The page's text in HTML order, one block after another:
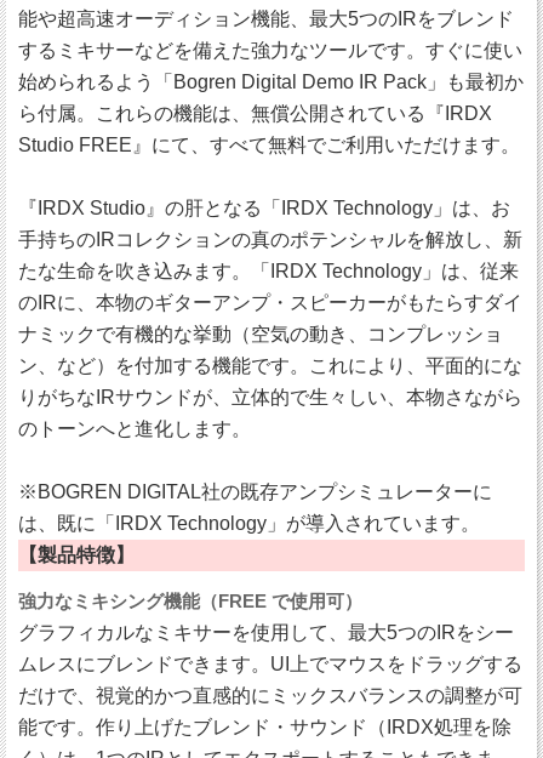
能や超高速オーディション機能、最大5つのIRをブレンド
するミキサーなどを備えた強力なツールです。すぐに使い
始められるよう「Bogren Digital Demo IR Pack」も最初か
ら付属。これらの機能は、無償公開されている『IRDX
Studio FREE』にて、すべて無料でご利用いただけます。
『IRDX Studio』の肝となる「IRDX Technology」は、お
手持ちのIRコレクションの真のポテンシャルを解放し、新
たな生命を吹き込みます。「IRDX Technology」は、従来
のIRに、本物のギターアンプ・スピーカーがもたらすダイ
ナミックで有機的な挙動（空気の動き、コンプレッショ
ン、など）を付加する機能です。これにより、平面的にな
りがちなIRサウンドが、立体的で生々しい、本物さながら
のトーンへと進化します。
※BOGREN DIGITAL社の既存アンプシミュレーターに
は、既に「IRDX Technology」が導入されています。
【製品特徴】
強力なミキシング機能（FREE で使用可）
グラフィカルなミキサーを使用して、最大5つのIRをシー
ムレスにブレンドできます。UI上でマウスをドラッグする
だけで、視覚的かつ直感的にミックスバランスの調整が可
能です。作り上げたブレンド・サウンド（IRDX処理を除